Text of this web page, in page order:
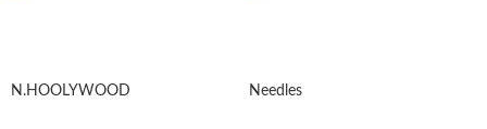
N.HOOLYWOOD Needles